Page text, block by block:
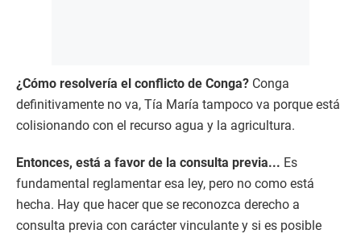
¿Cómo resolvería el conflicto de Conga? Conga
definitivamente no va, Tía María tampoco va porque está
colisionando con el recurso agua y la agricultura.
Entonces, está a favor de la consulta previa... Es
fundamental reglamentar esa ley, pero no como está
hecha. Hay que hacer que se reconozca derecho a
consulta previa con carácter vinculante y si es posible